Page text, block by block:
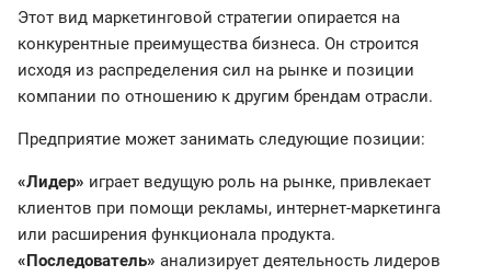
Этот вид маркетинговой стратегии опирается на
конкурентные преимущества бизнеса. Он строится
исходя из распределения сил на рынке и позиции
компании по отношению к другим брендам отрасли.
Предприятие может занимать следующие позиции:
«Лидер» играет ведущую роль на рынке, привлекает
клиентов при помощи рекламы, интернет-маркетинга
или расширения функционала продукта.
«Последователь» анализирует деятельность лидеров